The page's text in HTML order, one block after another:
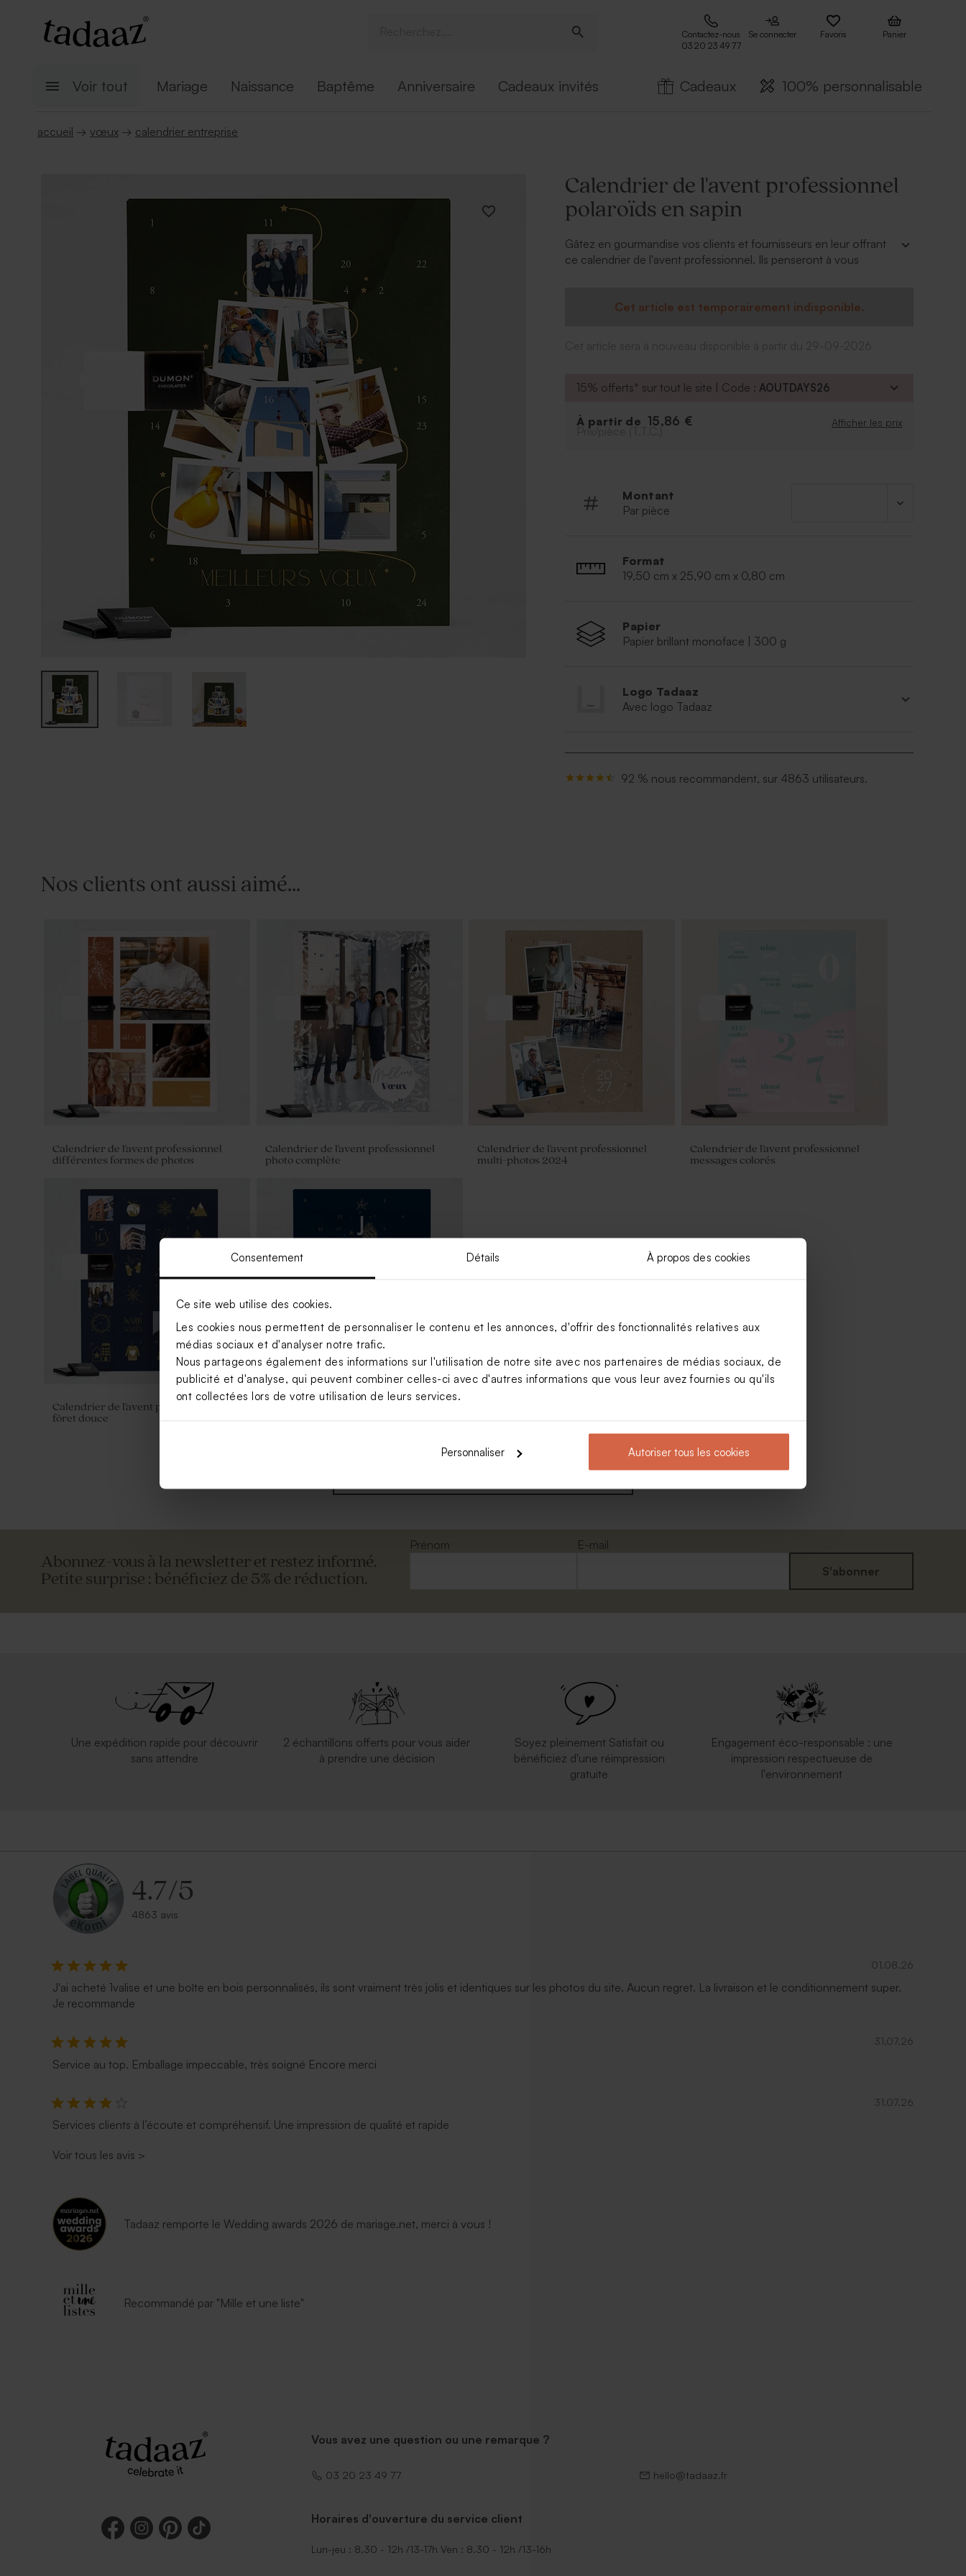
Consentement Détails À propos des cookies
Ce site web utilise des cookies.
Les cookies nous permettent de personnaliser le contenu et les annonces, d'offrir des fonctionnalités relatives aux
médias sociaux et d'analyser notre trafic.
Nous partageons également des informations sur l'utilisation de notre site avec nos partenaires de médias sociaux, de
publicité et d'analyse, qui peuvent combiner celles-ci avec d'autres informations que vous leur avez fournies ou qu'ils
ont collectées lors de votre utilisation de leurs services.
Personnaliser Autoriser tous les cookies
Contactez-nous
03 20 23 49 77
Se connecter Favoris Panier
Voir tout Mariage Naissance Baptême Anniversaire Cadeaux invités Cadeaux 100% personnalisable
accueil → vœux → calendrier entreprise
Calendrier de l'avent professionnel
polaroïds en sapin
Gâtez en gourmandise vos clients et fournisseurs en leur offrant
ce calendrier de l'avent professionnel. Ils penseront à vous
* Contient du lactose, soja et lait
Cet article est temporairement indisponible.
15% offerts* sur tout le site | Code :AOUTDAYS26
À partir de 15,86 € Afficher les prix
Prix/pièce (T.T.C.)
Montant
Par pièce
Format
19,50 cm x 25,90 cm x 0,80 cm
Papier
Papier brillant monoface | 300 g
Logo Tadaaz
Avec logo Tadaaz
92 % nous recommandent, sur 4863 utilisateurs.
Nos clients ont aussi aimé...
Calendrier de l'avent professionnel
différentes formes de photos
Calendrier de l'avent professionnel
photo complète
Calendrier de l'avent professionnel
multi-photos 2024
Calendrier de l'avent professionnel
messages colorés
Calendrier de l'avent professionnel
fôret douce
Voir toute la collection Calendrier entreprise
Abonnez-vous à la newsletter et restez informé.
Petite surprise : bénéficiez de 5% de réduction.
Prénom
E-mail
S'abonner
Une expédition rapide pour découvrir
sans attendre
2 échantillons offerts pour vous aider
à prendre une décision
Soyez pleinement Satisfait ou
bénéficiez d'une réimpression
gratuite
Engagement éco-responsable : une
impression respectueuse de
l'environnement
4.7/5
4863 avis
01.08.26
J'ai acheté 1valise et une boîte en bois personnalisés, ils sont vraiment très jolis et identiques sur les photos du site. Aucun regret. La livraison et le conditionnement super.
Je recommande
31.07.26
Service au top. Emballage impeccable, très soigné Encore merci
31.07.26
Services clients à l’écoute et compréhensif. Une impression de qualité et rapide
Voir tous les avis >
Tadaaz remporte le Wedding awards 2026 de mariage.net, merci à vous !
Recommandé par "Mille et une liste"
Vous avez une question ou une remarque ?
03 20 23 49 77 hello@tadaaz.fr
Horaires d'ouverture du service client
Lun-jeu : 8.30 - 12h /13-17h Ven : 8.30 - 12h /13-16h